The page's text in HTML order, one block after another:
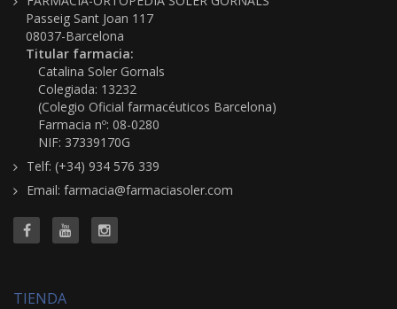
Passeig Sant Joan 117
08037-Barcelona
Titular farmacia:
Catalina Soler Gornals
Colegiada: 13232
(Colegio Oficial farmacéuticos Barcelona)
Farmacia nº: 08-0280
NIF: 37339170G
Telf: (+34) 934 576 339
Email: farmacia@farmaciasoler.com
TIENDA